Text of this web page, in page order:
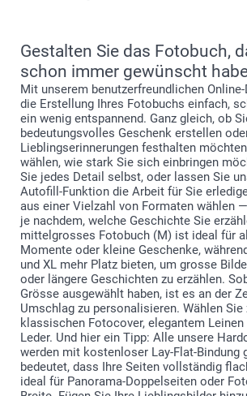
Gestalten Sie das Fotobuch,
schon immer gewünscht
Mit unserem benutzerfreundlichen
die Erstellung Ihres Fotobuchs einfach,
ein wenig entspannend. Ganz gleich, ob
bedeutungsvolles Geschenk erstellen
Lieblingserinnerungen festhalten
wählen, wie stark Sie sich einbringen
Sie jedes Detail selbst, oder lassen Sie
Autofill-Funktion die Arbeit für Sie
aus einer Vielzahl von Formaten wählen
je nachdem, welche Geschichte Sie
mittelgrosses Fotobuch (M) ist ideal für
Momente oder kleine Geschenke,
und XL mehr Platz bieten, um grosse
oder längere Geschichten zu erzählen.
Grösse ausgewählt haben, ist es an der
Umschlag zu personalisieren. Wählen
klassischen Fotocover, elegantem
Leder. Und hier ein Tipp: Alle unsere
werden mit kostenloser Lay-Flat-Bindung
bedeutet, dass Ihre Seiten vollständig
ideal für Panorama-Doppelseiten oder